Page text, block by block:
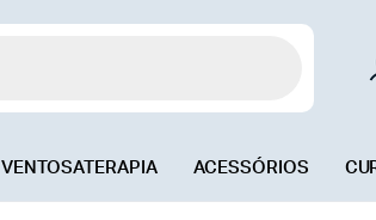
VENTOSATERAPIA ACESSÓRIOS